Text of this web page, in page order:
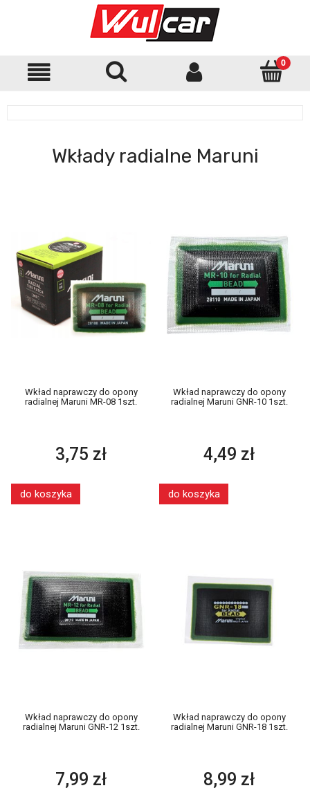
Wkłady radialne Maruni
Wkład naprawczy do opony
radialnej Maruni MR-08 1szt.
3,75 zł
do koszyka
Wkład naprawczy do opony
radialnej Maruni GNR-10 1szt.
4,49 zł
do koszyka
Wkład naprawczy do opony
radialnej Maruni GNR-12 1szt.
7,99 zł
Wkład naprawczy do opony
radialnej Maruni GNR-18 1szt.
8,99 zł